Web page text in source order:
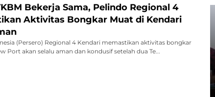
Bekerja Sama, Pelindo Regional 4
Aktivitas Bongkar Muat di Kendari
(Persero) Regional 4 Kendari memastikan aktivitas bongkar
Port akan selalu aman dan kondusif setelah dua Te...